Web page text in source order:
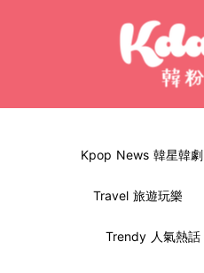
Kpop News 韓星韓劇
Travel 旅遊玩樂
Trendy 人氣熱話